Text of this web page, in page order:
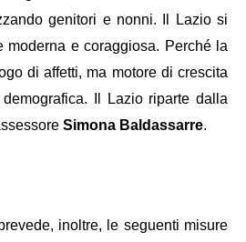
genitori e nonni. Il Lazio si
moderna e coraggiosa. Perché la
di affetti, ma motore di crescita
Il Lazio riparte dalla
Simona Baldassarre.
inoltre, le seguenti misure